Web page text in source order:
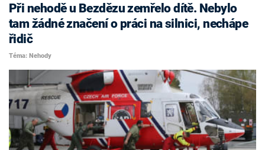
Při nehodě u Bezdězu zemřelo dítě. Nebylo
tam žádné značení o práci na silnici, nechápe
řidič
Téma: Nehody